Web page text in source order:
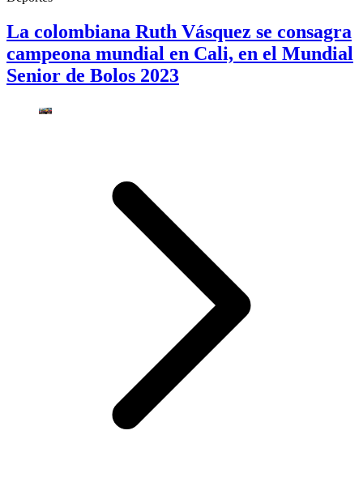
La colombiana Ruth Vásquez se consagra
campeona mundial en Cali, en el Mundial
Senior de Bolos 2023